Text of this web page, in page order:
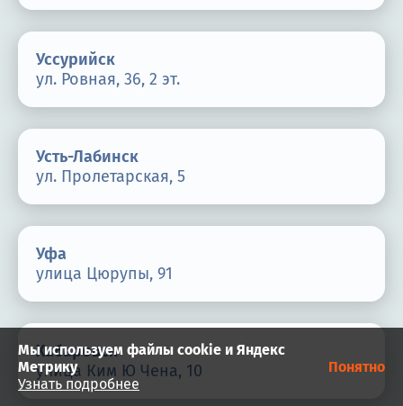
Уссурийск
ул. Ровная, 36, 2 эт.
Усть-Лабинск
ул. Пролетарская, 5
Уфа
улица Цюрупы, 91
Хабаровск
улица Ким Ю Чена, 10
Мы используем файлы cookie и Яндекс
Метрику
Узнать подробнее
Понятно